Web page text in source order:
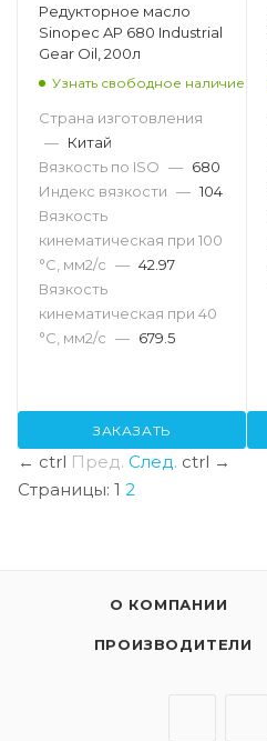
Редукторное масло
Sinopec AP 680 Industrial
Gear Oil, 200л
Узнать свободное наличие
Страна изготовления
— Китай
Вязкость по ISO — 680
Индекс вязкости — 104
Вязкость
кинематическая при 100
°С, мм2/с — 42.97
Вязкость
кинематическая при 40
°С, мм2/с — 679.5
ЗАКАЗАТЬ
← ctrl Пред. След. ctrl →
Страницы: 1 2
О КОМПАНИИ
ПРОИЗВОДИТЕЛИ